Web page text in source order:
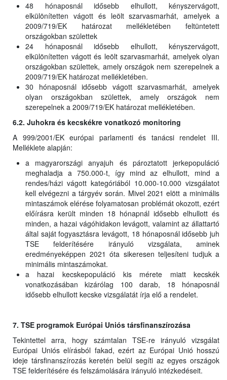
48 hónaposnál idősebb elhullott, kényszervágott,
elkülönítetten vágott és leölt szarvasmarhát, amelyek a
2009/719/EK határozat mellékletében feltüntetett
országokban születtek
24 hónaposnál idősebb elhullott, kényszervágott,
elkülönítetten vágott és leölt szarvasmarhát, amelyek olyan
országokban születtek, amely országok nem szerepelnek a
2009/719/EK határozat mellékletében.
30 hónaposnál idősebb vágott szarvasmarhát, amelyek
olyan országokban születtek, amely országok nem
szerepelnek a 2009/719/EK határozat mellékletében.
6.2. Juhokra és kecskékre vonatkozó monitoring
A 999/2001/EK európai parlamenti és tanácsi rendelet III.
Melléklete alapján:
a magyarországi anyajuh és pároztatott jerkepopuláció
meghaladja a 750.000-t, így mind az elhullott, mind a
rendes/házi vágott kategóriából 10.000-10.000 vizsgálatot
kell elvégezni a tárgyév során. Mivel 2021 elött a minimális
mintaszámok elérése folyamatosan problémát okozott, ezért
előírásra került minden 18 hónapnál idősebb elhullott és
minden, a hazai vágóhidakon levágott, valamint az állattartó
által saját fogyasztásra levágott, 18 hónaposnál idősebb juh
TSE felderítésére irányuló vizsgálata, aminek
eredményeképpen 2021 óta sikeresen teljesíteni tudjuk a
minimális mintaszámokat.
a hazai kecskepopuláció kis mérete miatt kecskék
vonatkozásában kizárólag 100 darab, 18 hónaposnál
idősebb elhullott kecske vizsgálatát írja elő a rendelet.
7. TSE programok Európai Uniós társfinanszírozása
Tekintettel arra, hogy számtalan TSE-re irányuló vizsgálat
Európai Uniós elírásból fakad, ezért az Európai Unió hosszú
ideje társfinanszírozás keretén belül segíti az egyes országok
TSE felderítésére és felszámolására irányuló intézkedéseit.